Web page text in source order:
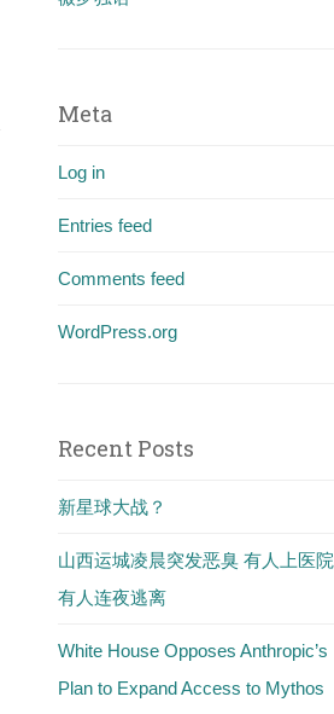
Meta
Log in
Entries feed
Comments feed
WordPress.org
Recent Posts
新星球大战？
山西运城凌晨突发恶臭 有人上医院
有人连夜逃离
White House Opposes Anthropic’s
Plan to Expand Access to Mythos